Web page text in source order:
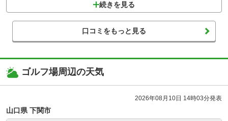
続きを見る
口コミをもっと見る
ゴルフ場周辺の天気
2026年08月10日 14時03分発表
山口県 下関市